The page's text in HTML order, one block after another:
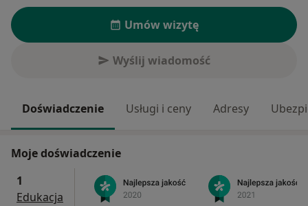
Umów wizytę
Wyślij wiadomość
Doświadczenie Usługi i ceny Adresy
Moje doświadczenie
1
Edukacja